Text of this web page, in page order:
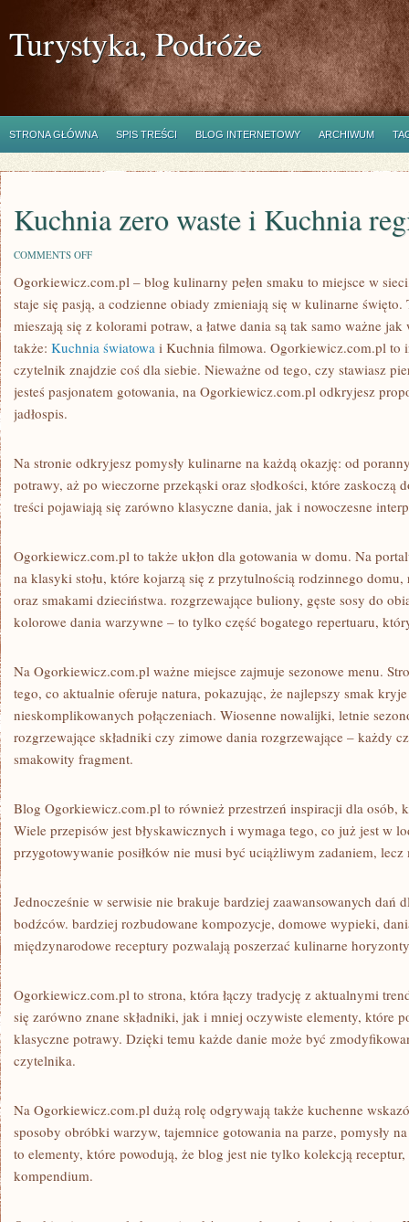
Turystyka, Podróże
STRONA GŁÓWNA SPIS TREŚCI BLOG INTERNETOWY ARCHIWUM
Kuchnia zero waste i Kuchnia
COMMENTS OFFON
ZERO
I
KUCHNIA
REGIONALNA
Ogorkiewicz.com.pl – blog kulinarny pełen smaku to miejsce w
staje się pasją, a codzienne obiady zmieniają się w kulinarne
mieszają się z kolorami potraw, a łatwe dania są tak samo ważne
także: Kuchnia światowa i Kuchnia filmowa. Ogorkiewicz.com.pl to
czytelnik znajdzie coś dla siebie. Nieważne od tego, czy stawiasz
jesteś pasjonatem gotowania, na Ogorkiewicz.com.pl odkryjesz
jadłospis.
Na stronie odkryjesz pomysły kulinarne na każdą okazję: od
potrawy, aż po wieczorne przekąski oraz słodkości, które
treści pojawiają się zarówno klasyczne dania, jak i nowoczesne
Ogorkiewicz.com.pl to także ukłon dla gotowania w domu. Na
na klasyki stołu, które kojarzą się z przytulnością rodzinnego
oraz smakami dzieciństwa. rozgrzewające buliony, gęste sosy do
kolorowe dania warzywne – to tylko część bogatego repertuaru,
Na Ogorkiewicz.com.pl ważne miejsce zajmuje sezonowe menu.
tego, co aktualnie oferuje natura, pokazując, że najlepszy smak
nieskomplikowanych połączeniach. Wiosenne nowalijki, letnie
rozgrzewające składniki czy zimowe dania rozgrzewające – każdy
smakowity fragment.
Blog Ogorkiewicz.com.pl to również przestrzeń inspiracji dla osób,
Wiele przepisów jest błyskawicznych i wymaga tego, co już jest w
przygotowywanie posiłków nie musi być uciążliwym zadaniem,
Jednocześnie w serwisie nie brakuje bardziej zaawansowanych dań
bodźców. bardziej rozbudowane kompozycje, domowe wypieki,
międzynarodowe receptury pozwalają poszerzać kulinarne
Ogorkiewicz.com.pl to strona, która łączy tradycję z aktualnymi
się zarówno znane składniki, jak i mniej oczywiste elementy, które
klasyczne potrawy. Dzięki temu każde danie może być
czytelnika.
Na Ogorkiewicz.com.pl dużą rolę odgrywają także kuchenne
sposoby obróbki warzyw, tajemnice gotowania na parze, pomysły
to elementy, które powodują, że blog jest nie tylko kolekcją
kompendium.